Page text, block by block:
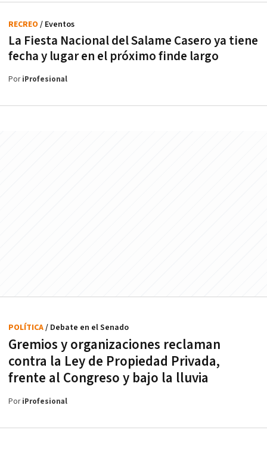
La Fiesta Nacional del Salame Casero ya tiene
fecha y lugar en el próximo finde largo
RECREO / Eventos
PoriProfesional
Gremios y organizaciones reclaman
contra la Ley de Propiedad Privada,
frente al Congreso y bajo la lluvia
POLÍTICA/ Debate en el Senado
PoriProfesional